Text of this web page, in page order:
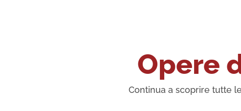
Opere
Continua a scoprire tutte